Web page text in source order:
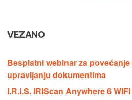
VEZANO
Besplatni webinar za
upravljanju dokumentima
I.R.I.S. IRIScan Anywhere 6